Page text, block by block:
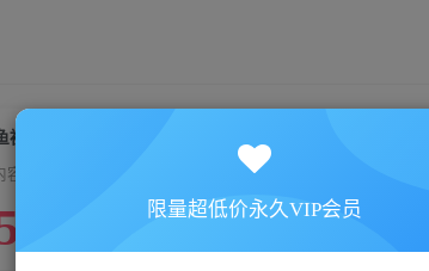
被动引流技术6.0，坐等粉丝来找你，实战培训课程视频
容为付费资源，请付费后查看
限量超低价永久VIP会员